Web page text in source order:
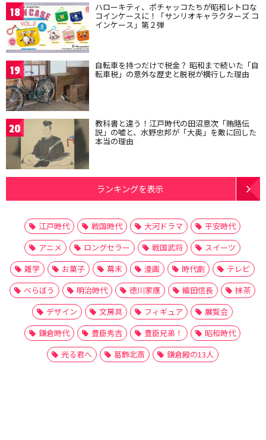
18 ハローキティ、ポチャッコたちが昭和レトロな
コインケースに！「サンリオキャラクターズ コ
インケース」第２弾
19 自転車を持つだけで税金？ 昭和まで続いた「自
転車税」の意外な歴史と脱税が横行した理由
20 教科書と違う！江戸時代の田沼意次「賄賂伝
説」の嘘と、水野忠邦が「大奥」を敵に回した
本当の理由
ランキングを表示
江戸時代 戦国時代 大河ドラマ
平安時代
アニメ
ロングセラー 戦国武将
スイーツ
雑学
お菓子 幕末 漫画 時代劇
テレビ
べらぼう
明治時代 徳川家康 織田信長
抹茶
デザイン
文房具 フィギュア
展覧会
鎌倉時代
豊臣秀吉 豊臣兄弟！
昭和時代
光る君へ
葛飾北斎 鎌倉殿の13人